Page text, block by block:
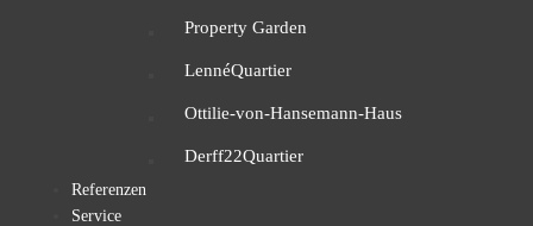
Property Garden
LennéQuartier
Ottilie-von-Hansemann-Haus
Derff22Quartier
Referenzen
Service